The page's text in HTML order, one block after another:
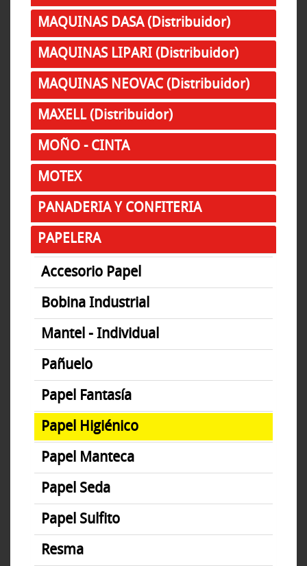
MAQUINAS DASA (Distribuidor)
MAQUINAS LIPARI (Distribuidor)
MAQUINAS NEOVAC (Distribuidor)
MAXELL (Distribuidor)
MOÑO - CINTA
MOTEX
PANADERIA Y CONFITERIA
PAPELERA
Accesorio Papel
Bobina Industrial
Mantel - Individual
Pañuelo
Papel Fantasía
Papel Higiénico
Papel Manteca
Papel Seda
Papel Sulfito
Resma